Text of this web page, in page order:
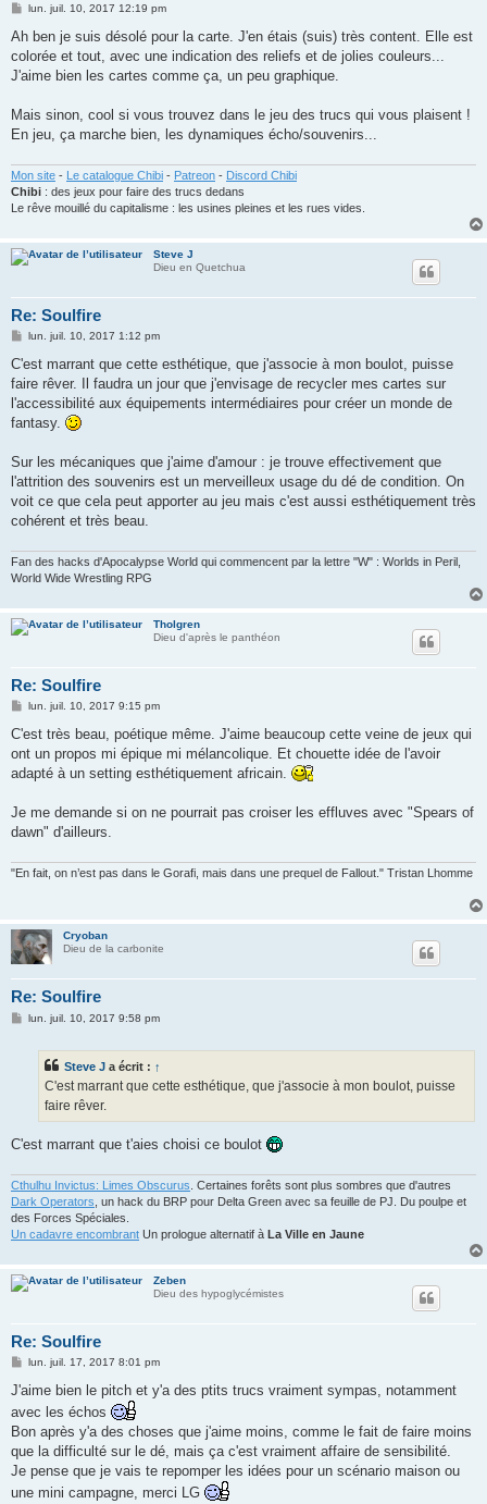
M
s
a
g
lun. juil. 10, 2017 12:19 pm
Ah ben je suis désolé pour la carte. J'en étais (suis) très content. Elle est
colorée et tout, avec une indication des reliefs et de jolies couleurs...
J'aime bien les cartes comme ça, un peu graphique.
Mais sinon, cool si vous trouvez dans le jeu des trucs qui vous plaisent !
En jeu, ça marche bien, les dynamiques écho/souvenirs...
Mon site - Le catalogue Chibi - Patreon - Discord Chibi
Chibi : des jeux pour faire des trucs dedans
Le rêve mouillé du capitalisme : les usines pleines et les rues vides.
Steve J
Dieu en Quetchua
Re: Soulfire
M
s
a
g
lun. juil. 10, 2017 1:12 pm
C'est marrant que cette esthétique, que j'associe à mon boulot, puisse
faire rêver. Il faudra un jour que j'envisage de recycler mes cartes sur
l'accessibilité aux équipements intermédiaires pour créer un monde de
fantasy.
Sur les mécaniques que j'aime d'amour : je trouve effectivement que
l'attrition des souvenirs est un merveilleux usage du dé de condition. On
voit ce que cela peut apporter au jeu mais c'est aussi esthétiquement très
cohérent et très beau.
Fan des hacks d'Apocalypse World qui commencent par la lettre "W" : Worlds in Peril,
World Wide Wrestling RPG
Tholgren
Dieu d'après le panthéon
Re: Soulfire
M
s
a
g
lun. juil. 10, 2017 9:15 pm
C'est très beau, poétique même. J'aime beaucoup cette veine de jeux qui
ont un propos mi épique mi mélancolique. Et chouette idée de l'avoir
adapté à un setting esthétiquement africain.
Je me demande si on ne pourrait pas croiser les effluves avec "Spears of
dawn" d'ailleurs.
"En fait, on n’est pas dans le Gorafi, mais dans une prequel de Fallout." Tristan Lhomme
Cryoban
Dieu de la carbonite
Re: Soulfire
Mlun. juil. 10, 2017 9:58 pm
Steve J a écrit : ↑
C'est marrant que cette esthétique, que j'associe à mon boulot, puisse
faire rêver.
C'est marrant que t'aies choisi ce boulot
Cthulhu Invictus: Limes Obscurus . Certaines forêts sont plus sombres que d'autres
Dark Operators , un hack du BRP pour Delta Green avec sa feuille de PJ. Du poulpe et
des Forces Spéciales.
Un cadavre encombrant Un prologue alternatif à La Ville en Jaune
Zeben
Dieu des hypoglycémistes
Re: Soulfire
M
s
a
g
e
lun. juil. 17, 2017 8:01 pm
J'aime bien le pitch et y'a des ptits trucs vraiment sympas, notamment
avec les échos
Bon après y'a des choses que j'aime moins, comme le fait de faire moins
que la difficulté sur le dé, mais ça c'est vraiment affaire de sensibilité.
Je pense que je vais te repomper les idées pour un scénario maison ou
une mini campagne, merci LG